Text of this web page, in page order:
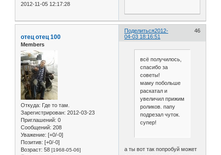
2012-11-05 12:17:28
Поделиться 46
2012-
04-03 18:16:51
отец отец 100
Members
Откуда: Где то там.
Зарегистрирован: 2012-03-23
Приглашений: 0
Сообщений: 208
Уважение: [+0/-0]
Позитив: [+0/-0]
Возраст: 58 [1968-05-06]
всё получилось,
спасибо за
советы!
маму побольше
раскатал и
увеличил прижим
роликов. папу
подрезал чуток.
супер!
а ты вот так попробуй может